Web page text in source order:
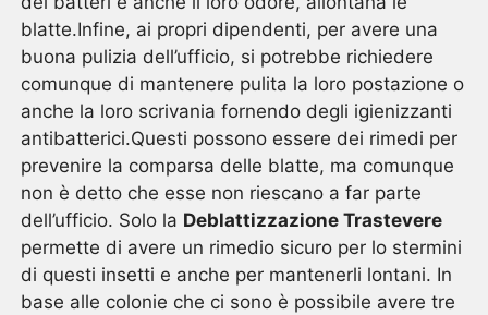
blatte.Infine, ai propri dipendenti, per avere una
buona pulizia dell’ufficio, si potrebbe richiedere
comunque di mantenere pulita la loro postazione o
anche la loro scrivania fornendo degli igienizzanti
antibatterici.Questi possono essere dei rimedi per
prevenire la comparsa delle blatte, ma comunque
non è detto che esse non riescano a far parte
dell’ufficio. Solo la Deblattizzazione Trastevere
permette di avere un rimedio sicuro per lo stermini
di questi insetti e anche per mantenerli lontani. In
base alle colonie che ci sono è possibile avere tre